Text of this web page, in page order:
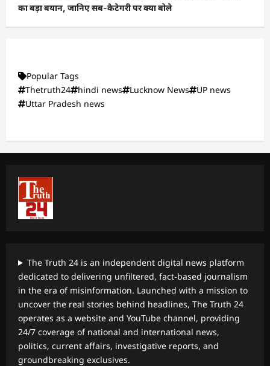
का बड़ा बयान, जानिए सब-कैटेगरी पर क्या बोले
Popular Tags
Thetruth24
hindi news Lucknow News
UP news
Uttar Pradesh news
The Truth 24 is an independent digital news platform
dedicated to delivering unfiltered, fact-based journalism
in the era of misinformation. Launched with a mission to
uncover the real stories behind headlines, The Truth 24
operates as a website and YouTube channel, providing
24/7 coverage of national and international news,
politics, current affairs, investigative reports, and
groundbreaking exclusives.